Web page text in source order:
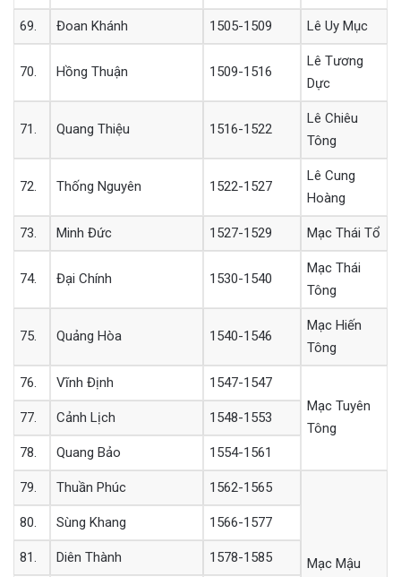
69. Đoan Khánh 1505-1509 Lê Uy Mục
70. Hồng Thuận 1509-1516
Lê Tương
Dực
71. Quang Thiệu 1516-1522
Lê Chiêu
Tông
72. Thống Nguyên 1522-1527
Lê Cung
Hoàng
73. Minh Đức 1527-1529 Mạc Thái Tổ
74. Đại Chính 1530-1540
Mạc Thái
Tông
75. Quảng Hòa 1540-1546
Mạc Hiến
Tông
76. Vĩnh Định
1547-1547
Mạc Tuyên
Tông
77. Cảnh Lịch 1548-1553
78. Quang Bảo 1554-1561
79. Thuần Phúc 1562-1565
Mạc Mậu
80. Sùng Khang 1566-1577
81. Diên Thành 1578-1585